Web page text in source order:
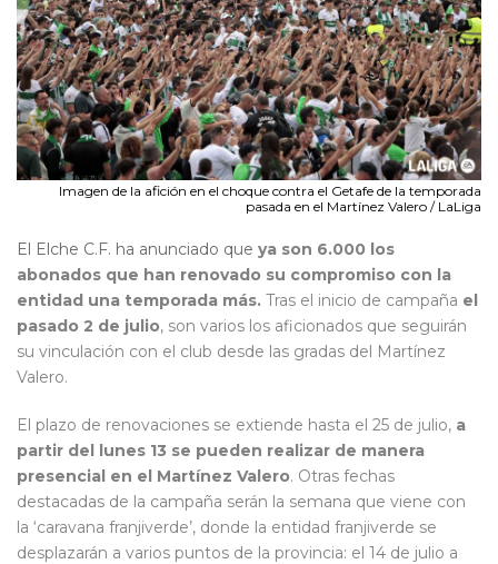
Imagen de la afición en el choque contra el Getafe de la temporada
pasada en el Martínez Valero / LaLiga
El Elche C.F. ha anunciado que ya son 6.000 los
abonados que han renovado su compromiso con la
entidad una temporada más. Tras el inicio de campaña el
pasado 2 de julio, son varios los aficionados que seguirán
su vinculación con el club desde las gradas del Martínez
Valero.
El plazo de renovaciones se extiende hasta el 25 de julio, a
partir del lunes 13 se pueden realizar de manera
presencial en el Martínez Valero. Otras fechas
destacadas de la campaña serán la semana que viene con
la ‘caravana franjiverde’, donde la entidad franjiverde se
desplazarán a varios puntos de la provincia: el 14 de julio a